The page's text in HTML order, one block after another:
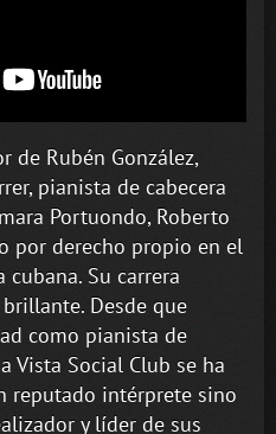
de Rubén González,
pianista de cabecera
Portuondo, Roberto
por derecho propio en el
Su carrera
Desde que
como pianista de
Vista Social Club se ha
reputado intérprete sino
y líder de sus